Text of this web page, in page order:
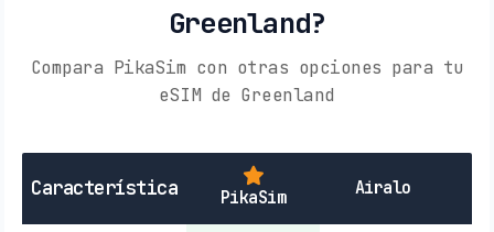
Greenland?
Compara PikaSim con otras opciones para tu
eSIM de Greenland
Característica PikaSim Airalo